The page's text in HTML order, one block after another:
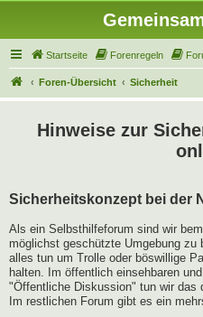
Startseite Forenregeln
Foren-Übersicht Sicherheit
Hinweise zur
Sicherheitskonzept bei der
Als ein Selbsthilfeforum sind wir
möglichst geschützte Umgebung
alles tun um Trolle oder böswillige
halten. Im öffentlich einsehbaren
"Öffentliche Diskussion" tun wir das
Im restlichen Forum gibt es ein